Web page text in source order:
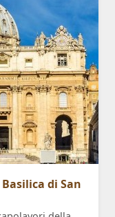
di San